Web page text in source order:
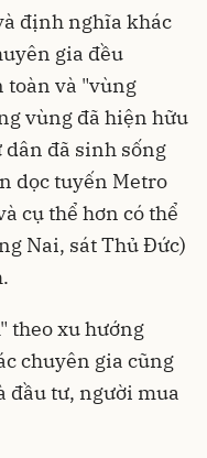
định nghĩa khác
gia đều
toàn và "vùng
vùng đã hiện hữu
đã sinh sống
dọc tuyến Metro
cụ thể hơn có thể
Nai, sát Thủ Đức)
theo xu hướng
chuyên gia cũng
đầu tư, người mua